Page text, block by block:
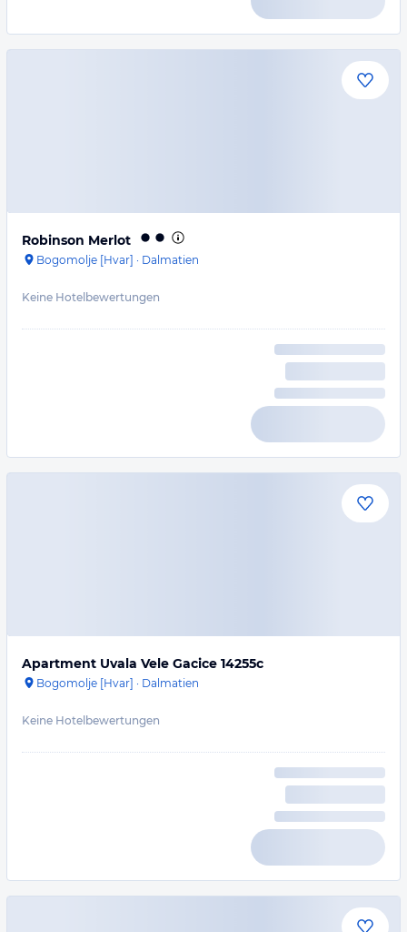
Robinson Merlot
Bogomolje [Hvar] · Dalmatien
Keine Hotelbewertungen
Apartment Uvala Vele Gacice 14255c
Bogomolje [Hvar] · Dalmatien
Keine Hotelbewertungen